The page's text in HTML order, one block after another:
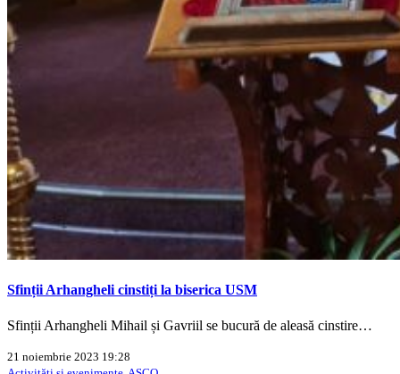
Sfinții Arhangheli cinstiți la biserica USM
Sfinții Arhangheli Mihail și Gavriil se bucură de aleasă cinstire…
21 noiembrie 2023 19:28